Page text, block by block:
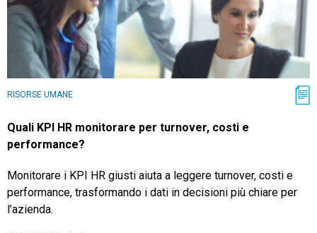
RISORSE UMANE
Quali KPI HR monitorare per turnover, costi e
performance?
Monitorare i KPI HR giusti aiuta a leggere turnover, costi e
performance, trasformando i dati in decisioni più chiare per
l’azienda.